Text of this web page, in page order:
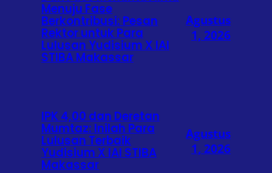
Menuju Fase
Berkontribusi: Pesan
Rektor untuk Para
Lulusan Yudisium X IAI
STIBA Makassar
Agustus
1, 2026
IPK 4,00 dan Deretan
Mumtaz: Inilah Para
Lulusan Terbaik
Yudisium X IAI STIBA
Makassar
Agustus
1, 2026